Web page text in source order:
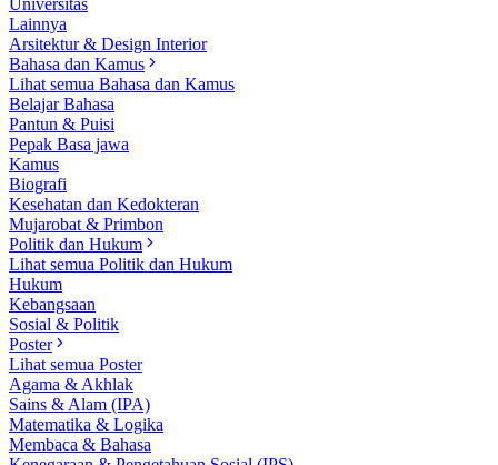
Universitas
Lainnya
Arsitektur & Design Interior
Bahasa dan Kamus
Lihat semua Bahasa dan Kamus
Belajar Bahasa
Pantun & Puisi
Pepak Basa jawa
Kamus
Biografi
Kesehatan dan Kedokteran
Mujarobat & Primbon
Politik dan Hukum
Lihat semua Politik dan Hukum
Hukum
Kebangsaan
Sosial & Politik
Poster
Lihat semua Poster
Agama & Akhlak
Sains & Alam (IPA)
Matematika & Logika
Membaca & Bahasa